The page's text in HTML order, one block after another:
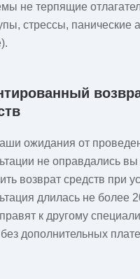
не терпящие
стрессы, панические
ожидания от
не оправдались
возврат средств при
длилась не более
к другому
дополнительных